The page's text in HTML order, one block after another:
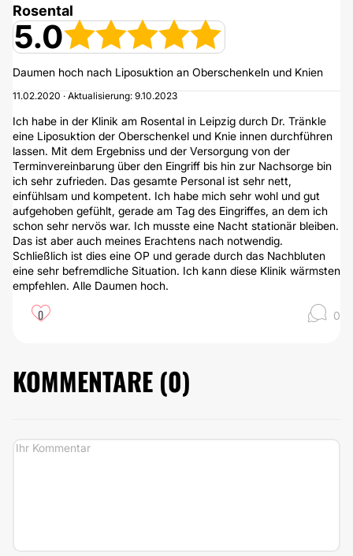
Rosental
5.0
Daumen hoch nach Liposuktion an Oberschenkeln und Knien
11.02.2020 · Aktualisierung: 9.10.2023
Ich habe in der Klinik am Rosental in Leipzig durch Dr. Tränkle
eine Liposuktion der Oberschenkel und Knie innen durchführen
lassen. Mit dem Ergebniss und der Versorgung von der
Terminvereinbarung über den Eingriff bis hin zur Nachsorge bin
ich sehr zufrieden. Das gesamte Personal ist sehr nett,
einfühlsam und kompetent. Ich habe mich sehr wohl und gut
aufgehoben gefühlt, gerade am Tag des Eingriffes, an dem ich
schon sehr nervös war. Ich musste eine Nacht stationär bleiben.
Das ist aber auch meines Erachtens nach notwendig.
Schließlich ist dies eine OP und gerade durch das Nachbluten
eine sehr befremdliche Situation. Ich kann diese Klinik wärmsten
empfehlen. Alle Daumen hoch.
0 0
KOMMENTARE (0)